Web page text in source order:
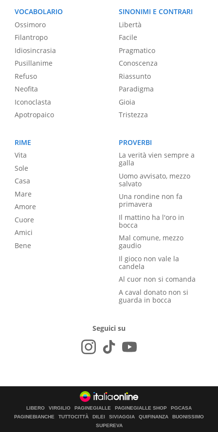
VOCABOLARIO
Ossimoro
Filantropo
Idiosincrasia
Pusillanime
Refuso
Neofita
Iconoclasta
Apotropaico
SINONIMI E CONTRARI
Libertà
Facile
Pragmatico
Conoscenza
Riassunto
Paradigma
Gioia
Tristezza
RIME
Vita
Sole
Casa
Mare
Amore
Cuore
Amici
Bene
PROVERBI
La verità vien sempre a
galla
Uomo avvisato, mezzo
salvato
Una rondine non fa
primavera
Il mattino ha l'oro in
bocca
Mal comune, mezzo
gaudio
Il gioco non vale la
candela
Al cuor non si comanda
A caval donato non si
guarda in bocca
Seguici su
LIBERO VIRGILIO PAGINEGIALLE PAGINEGIALLE SHOP
PGCASA
PAGINEBIANCHE
TUTTOCITTÀ DILEI SIVIAGGIA QUIFINANZA
BUONISSIMO
SUPEREVA